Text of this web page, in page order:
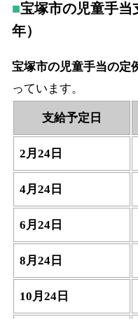
宝塚市の児童手当
年）
宝塚市の児童手当の定
っています。
支給予定日
2月24日
4月24日
6月24日
8月24日
10月24日